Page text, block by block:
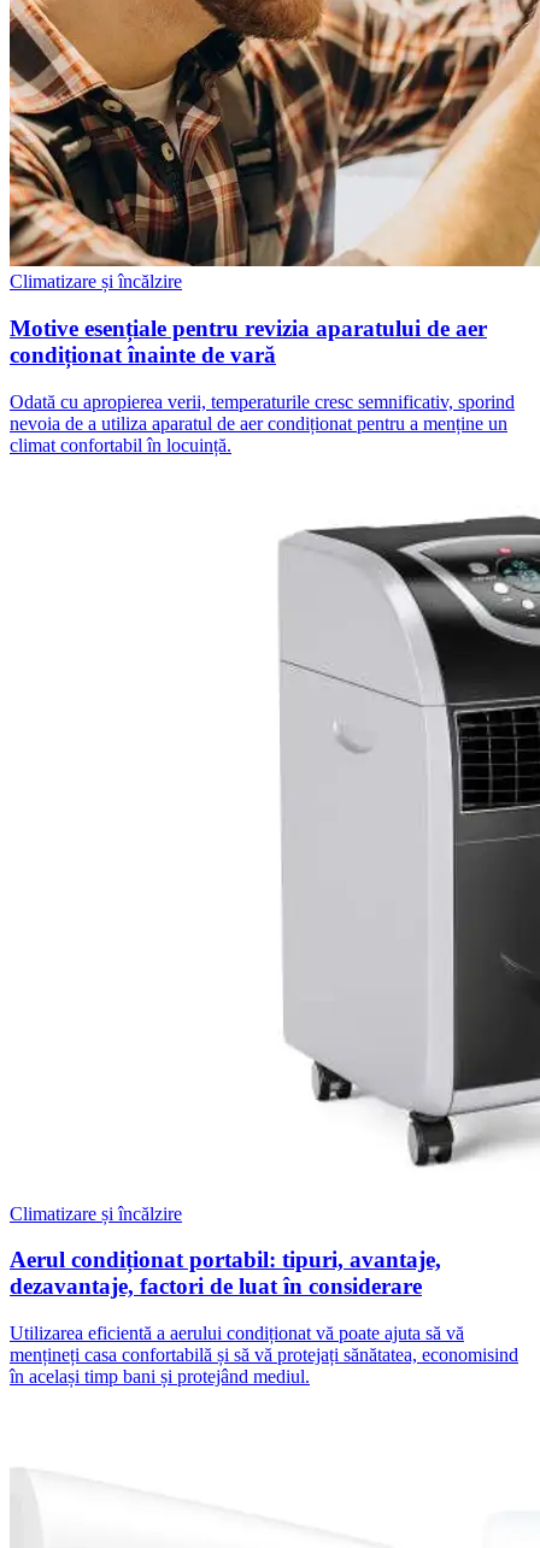
Climatizare și încălzire
Motive esențiale pentru revizia aparatului de aer
condiționat înainte de vară
Odată cu apropierea verii, temperaturile cresc semnificativ, sporind
nevoia de a utiliza aparatul de aer condiționat pentru a menține un
climat confortabil în locuință.
Climatizare și încălzire
Aerul condiționat portabil: tipuri, avantaje,
dezavantaje, factori de luat în considerare
Utilizarea eficientă a aerului condiționat vă poate ajuta să vă
mențineți casa confortabilă și să vă protejați sănătatea, economisind
în același timp bani și protejând mediul.